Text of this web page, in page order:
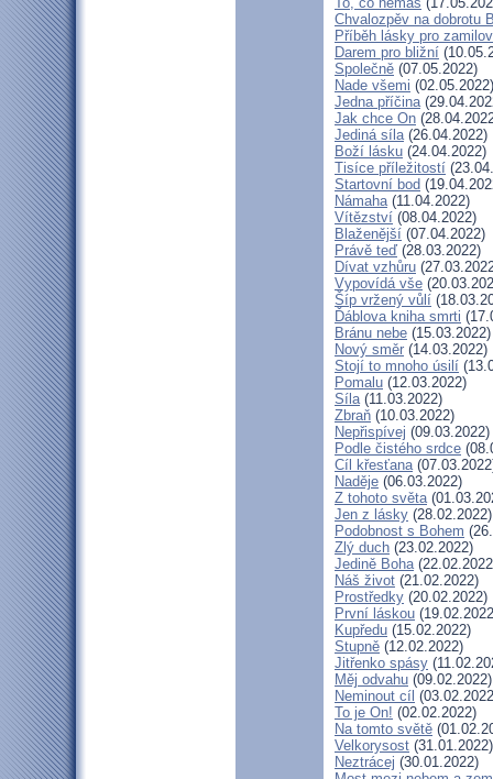
Chvalozpěv na dobrotu
Příběh lásky pro
Darem pro bližní
Společně (07.05.2022)
Nade všemi (02.05.2022)
Jedna příčina
Jak chce On
Jediná síla(26.04.2022)
Boží lásku (24.04.2022)
Tisíce příležitostí
Startovní bod
Námaha(11.04.2022)
Vítězství (08.04.2022)
Blaženější (07.04.2022)
Právě teď (28.03.2022)
Dívat vzhůru
Vypovídá vše
Šíp vržený vůlí
Ďáblova kniha smrti
Bránu nebe (15.03.2022)
Nový směr (14.03.2022)
Stojí to mnoho úsilí
Pomalu (12.03.2022)
Síla(11.03.2022)
Zbraň (10.03.2022)
Nepřispívej (09.03.2022)
Podle čistého srdce
Cíl křesťana
Naděje (06.03.2022)
Z tohoto světa
Jen z lásky (28.02.2022)
Podobnost s Bohem
Zlý duch (23.02.2022)
Jedině Boha
Náš život (21.02.2022)
Prostředky (20.02.2022)
První láskou
Kupředu (15.02.2022)
Stupně (12.02.2022)
Jitřenko spásy
Měj odvahu (09.02.2022)
Neminout cíl
To je On! (02.02.2022)
Na tomto světě
Velkorysost (31.01.2022)
Neztrácej (30.01.2022)